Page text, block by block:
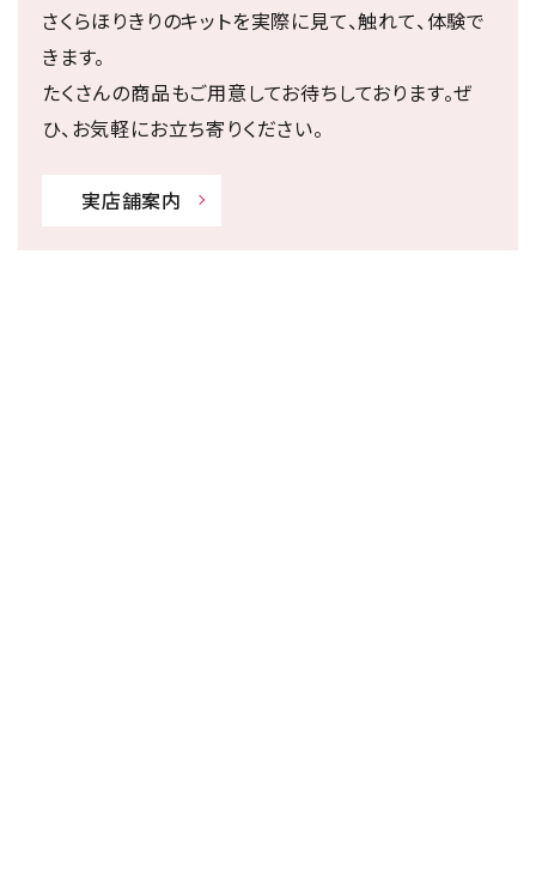
さくらほりきりのキットを実際に見て、触れて、体験で
きます。
たくさんの商品もご用意してお待ちしております。ぜ
ひ、お気軽にお立ち寄りください。
実店舗案内